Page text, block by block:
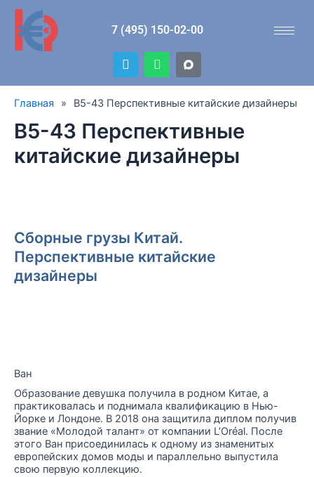
Перейти
содержимому
7 (495) 150-02-00
T
e
l
g
a
W
h
a
s
p
Главная » B5-43 Перспективные китайские дизайнеры
B5-43 Перспективные
китайские дизайнеры
Сборные грузы Китай.
Перспективные китайские
дизайнеры
Ван
Образование девушка получила в родном Китае, а
практиковалась и поднимала квалификацию в Нью-
Йорке и Лондоне. В 2018 она защитила диплом получив
звание «Молодой талант» от компании L’Oréal. После
этого Ван присоединилась к одному из знаменитых
европейских домов моды и параллельно выпустила
свою первую коллекцию.